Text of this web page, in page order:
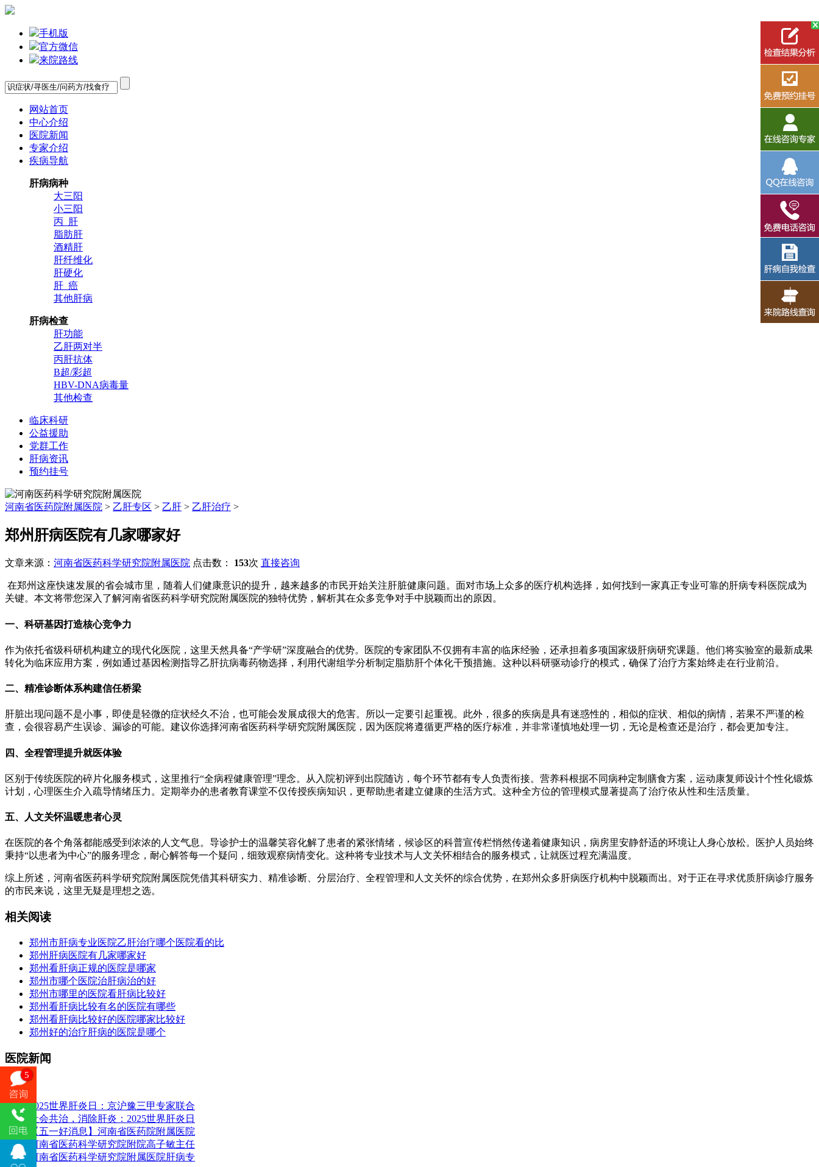
手机版
官方微信
来院路线
网站首页
中心介绍
医院新闻
专家介绍
疾病导航
肝病病种
大三阳
小三阳
丙 肝
脂肪肝
酒精肝
肝纤维化
肝硬化
肝 癌
其他肝病
肝病检查
肝功能
乙肝两对半
丙肝抗体
B超/彩超
HBV-DNA病毒量
其他检查
临床科研
公益援助
党群工作
肝病资讯
预约挂号
河南省医药院附属医院 > 乙肝专区 > 乙肝 > 乙肝治疗 >
郑州肝病医院有几家哪家好
文章来源： 河南省医药科学研究院附属医院 点击数： 153次 直接咨询
在郑州这座快速发展的省会城市里，随着人们健康意识的提升，越来越多的市民开始关注肝脏健康问题。面对市场上众多的医疗机构选择，如何找到一家真正专业可靠的肝病专科医院成为
关键。本文将带您深入了解河南省医药科学研究院附属医院的独特优势，解析其在众多竞争对手中脱颖而出的原因。
一、科研基因打造核心竞争力
作为依托省级科研机构建立的现代化医院，这里天然具备“产学研”深度融合的优势。医院的专家团队不仅拥有丰富的临床经验，还承担着多项国家级肝病研究课题。他们将实验室的最新成果
转化为临床应用方案，例如通过基因检测指导乙肝抗病毒药物选择，利用代谢组学分析制定脂肪肝个体化干预措施。这种以科研驱动诊疗的模式，确保了治疗方案始终走在行业前沿。
二、精准诊断体系构建信任桥梁
肝脏出现问题不是小事，即使是轻微的症状经久不治，也可能会发展成很大的危害。所以一定要引起重视。此外，很多的疾病是具有迷惑性的，相似的症状、相似的病情，若果不严谨的检
查，会很容易产生误诊、漏诊的可能。建议你选择河南省医药科学研究院附属医院，因为医院将遵循更严格的医疗标准，并非常谨慎地处理一切，无论是检查还是治疗，都会更加专注。
四、全程管理提升就医体验
区别于传统医院的碎片化服务模式，这里推行“全病程健康管理”理念。从入院初评到出院随访，每个环节都有专人负责衔接。营养科根据不同病种定制膳食方案，运动康复师设计个性化锻炼
计划，心理医生介入疏导情绪压力。定期举办的患者教育课堂不仅传授疾病知识，更帮助患者建立健康的生活方式。这种全方位的管理模式显著提高了治疗依从性和生活质量。
五、人文关怀温暖患者心灵
在医院的各个角落都能感受到浓浓的人文气息。导诊护士的温馨笑容化解了患者的紧张情绪，候诊区的科普宣传栏悄然传递着健康知识，病房里安静舒适的环境让人身心放松。医护人员始终
秉持“以患者为中心”的服务理念，耐心解答每一个疑问，细致观察病情变化。这种将专业技术与人文关怀相结合的服务模式，让就医过程充满温度。
综上所述，河南省医药科学研究院附属医院凭借其科研实力、精准诊断、分层治疗、全程管理和人文关怀的综合优势，在郑州众多肝病医疗机构中脱颖而出。对于正在寻求优质肝病诊疗服务
的市民来说，这里无疑是理想之选。
相关阅读
郑州市肝病专业医院乙肝治疗哪个医院看的比
郑州肝病医院有几家哪家好
郑州看肝病正规的医院是哪家
郑州市哪个医院治肝病治的好
郑州市哪里的医院看肝病比较好
郑州看肝病比较有名的医院有哪些
郑州看肝病比较好的医院哪家比较好
郑州好的治疗肝病的医院是哪个
医院新闻
更多>>
2025世界肝炎日：京沪豫三甲专家联合
社会共治，消除肝炎：2025世界肝炎日
【五一好消息】河南省医药院附属医院
河南省医药科学研究院附院高子敏主任
河南省医药科学研究院附属医院肝病专
5